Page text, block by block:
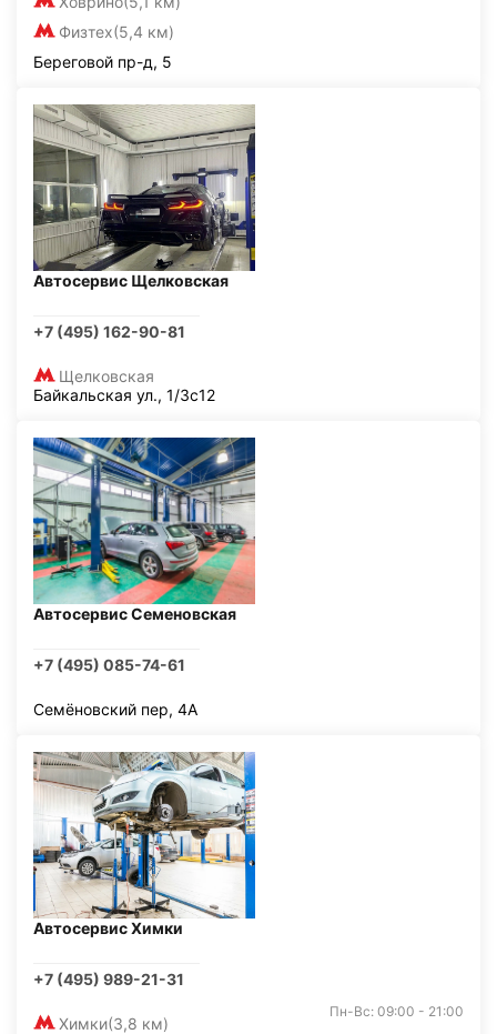
Физтех(5,4 км)
Береговой пр-д, 5
Автосервис Щелковская
+7 (495) 162-90-81
Щелковская
Байкальская ул., 1/3с12
Автосервис Семеновская
+7 (495) 085-74-61
Семёновский пер, 4А
Автосервис Химки
+7 (495) 989-21-31
Химки(3,8 км)
Пн-Вс: 09:00 - 21:00